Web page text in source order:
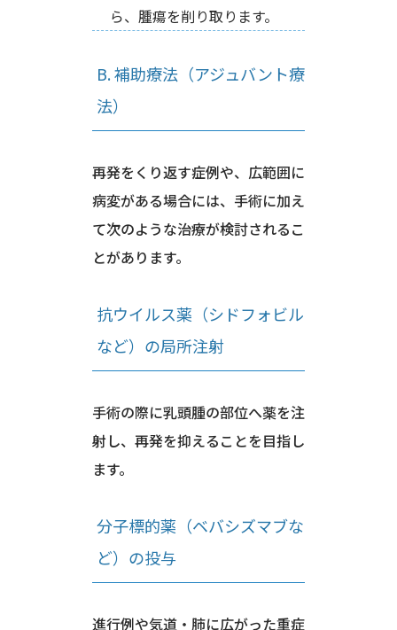
ら、腫瘍を削り取ります。
B. 補助療法（アジュバント療
法）
再発をくり返す症例や、広範囲に
病変がある場合には、手術に加え
て次のような治療が検討されるこ
とがあります。
抗ウイルス薬（シドフォビル
など）の局所注射
手術の際に乳頭腫の部位へ薬を注
射し、再発を抑えることを目指し
ます。
分子標的薬（ベバシズマブな
ど）の投与
進行例や気道・肺に広がった重症